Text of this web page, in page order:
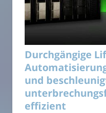
Durchgängige
und
effizient